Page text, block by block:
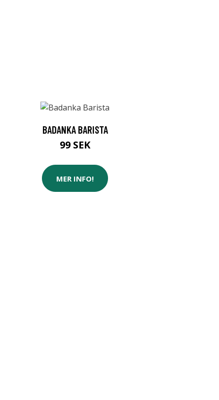
BADANKA BARISTA
99 SEK
MER INFO!